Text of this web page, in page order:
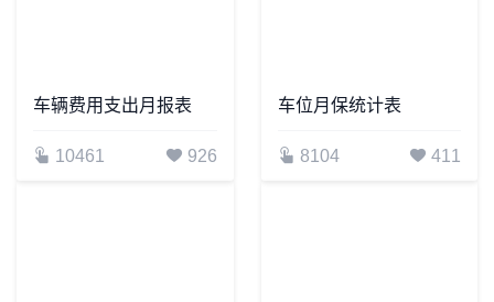
车辆费用支出月报表
10461 926
车位月保统计表
8104 411